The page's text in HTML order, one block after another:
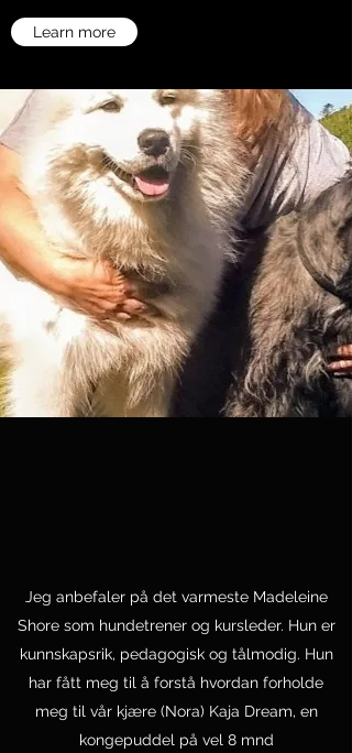
Learn more
Jeg anbefaler på det varmeste Madeleine
Shore som hundetrener og kursleder. Hun er
kunnskapsrik, pedagogisk og tålmodig. Hun
har fått meg til å forstå hvordan forholde
meg til vår kjære (Nora) Kaja Dream, en
kongepuddel på vel 8 mnd